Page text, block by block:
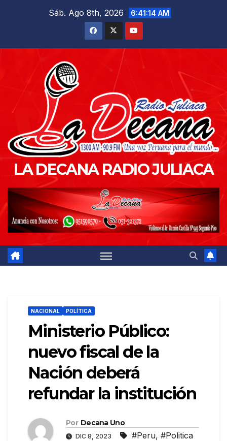
Sáb. Ago 8th, 2026 6:41:15 AM
LA DECANA RADIO JULIACA
NACIONAL POLÍTICA
Ministerio Público:
nuevo fiscal de la
Nación deberá
refundar la institución
Por Decana Uno
DIC 8, 2023 #Peru, #Politica